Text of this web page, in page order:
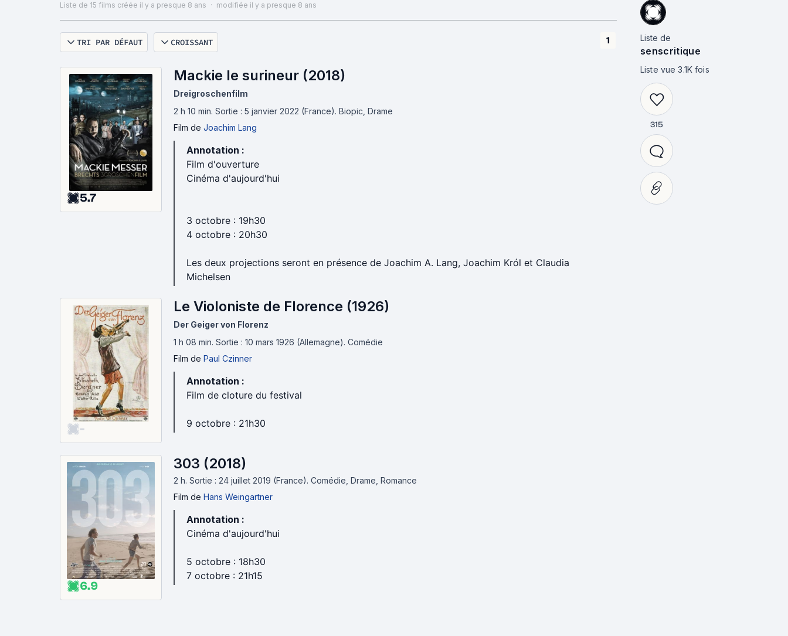
Liste de 15 films créée il y a presque 8 ans · modifiée il y a presque 8 ans
TRI PAR DÉFAUT CROISSANT 1
5.7
Mackie le surineur (2018)
Dreigroschenfilm
2 h 10 min. Sortie : 5 janvier 2022 (France). Biopic, Drame
Film de Joachim Lang
Annotation :
Film d'ouverture
Cinéma d'aujourd'hui
3 octobre : 19h30
4 octobre : 20h30
Les deux projections seront en présence de Joachim A. Lang, Joachim Król et Claudia
Michelsen
-
Le Violoniste de Florence (1926)
Der Geiger von Florenz
1 h 08 min. Sortie : 10 mars 1926 (Allemagne). Comédie
Film de Paul Czinner
Annotation :
Film de cloture du festival
9 octobre : 21h30
6.9
303 (2018)
2 h. Sortie : 24 juillet 2019 (France). Comédie, Drame, Romance
Film de Hans Weingartner
Annotation :
Cinéma d'aujourd'hui
5 octobre : 18h30
7 octobre : 21h15
Liste de
senscritique
Liste vue3.1Kfois
315